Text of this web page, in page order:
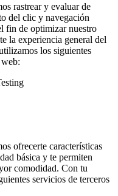
rastrear y evaluar de
del clic y navegación
fin de optimizar nuestro
la experiencia general del
los siguientes
ofrecerte características
básica y te permiten
comodidad. Con tu
servicios de terceros